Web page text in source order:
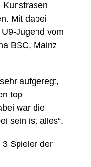
Kunstrasen
Mit dabei
Jugend vom
BSC, Mainz
aufgeregt,
top
war die
sein ist alles“.
3 Spieler der